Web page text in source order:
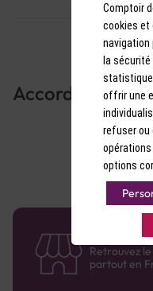
Accords Mets &
58
Retrouvez
partout en
Comptoir
cookies et
navigation
la sécurité
offrir une
refuser ou
options